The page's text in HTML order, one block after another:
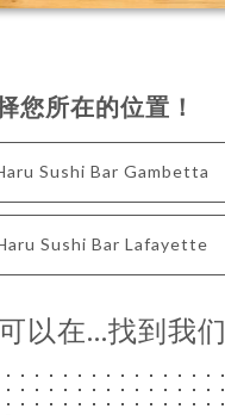
您所在的位置！
Sushi Bar Gambetta
Sushi Bar Lafayette
以在…找到我们